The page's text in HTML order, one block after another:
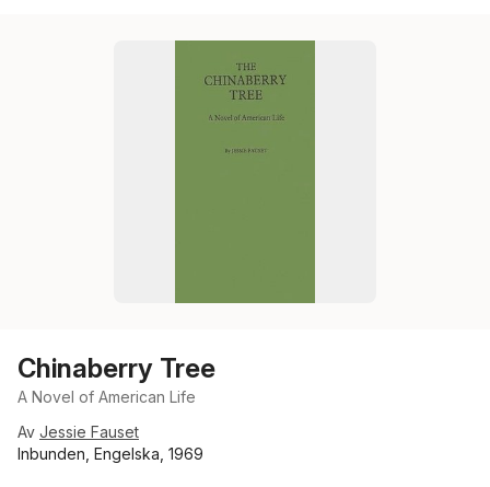
Chinaberry Tree
A Novel of American Life
Av Jessie Fauset
Inbunden, Engelska, 1969